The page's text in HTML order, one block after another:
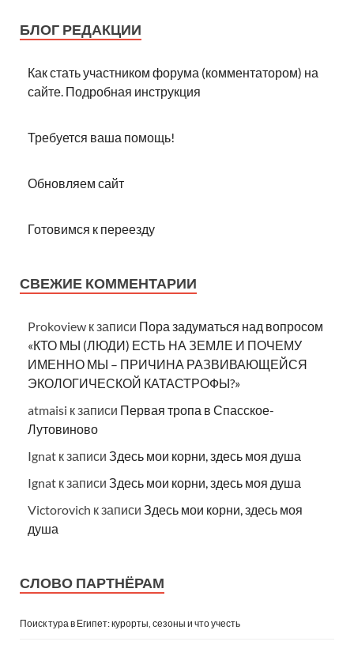
БЛОГ РЕДАКЦИИ
Как стать участником форума (комментатором) на
сайте. Подробная инструкция
Требуется ваша помощь!
Обновляем сайт
Готовимся к переезду
СВЕЖИЕ КОММЕНТАРИИ
Prokoview к записи Пора задуматься над вопросом
«КТО МЫ (ЛЮДИ) ЕСТЬ НА ЗЕМЛЕ И ПОЧЕМУ
ИМЕННО МЫ – ПРИЧИНА РАЗВИВАЮЩЕЙСЯ
ЭКОЛОГИЧЕСКОЙ КАТАСТРОФЫ?»
atmaisi к записи Первая тропа в Спасское-
Лутовиново
Ignat к записи Здесь мои корни, здесь моя душа
Ignat к записи Здесь мои корни, здесь моя душа
Victorovich к записи Здесь мои корни, здесь моя
душа
СЛОВО ПАРТНЁРАМ
Поиск тура в Египет: курорты, сезоны и что учесть